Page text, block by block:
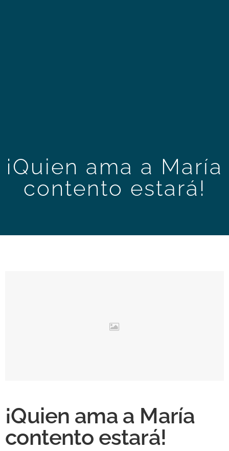
¡Quien ama a María
contento estará!
¡Quien ama a María
contento estará!